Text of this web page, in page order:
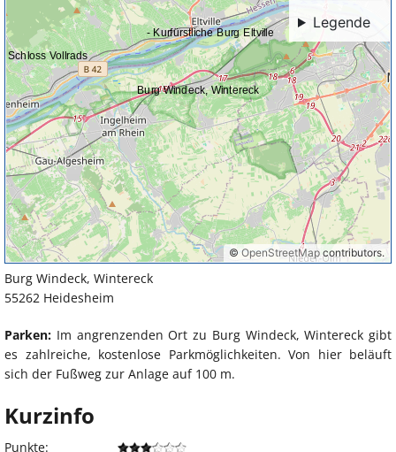
Burg Windeck, Wintereck
55262 Heidesheim
Parken: Im angrenzenden Ort zu Burg Windeck, Wintereck gibt
es zahlreiche, kostenlose Parkmöglichkeiten. Von hier beläuft
sich der Fußweg zur Anlage auf 100 m.
Kurzinfo
Punkte: